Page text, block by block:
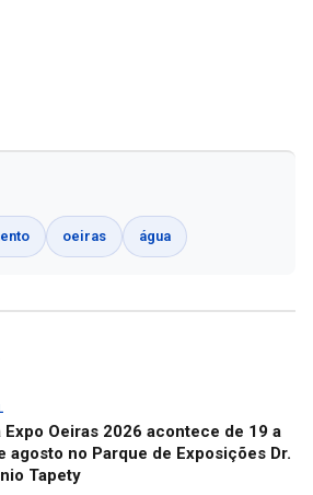
oeiras água
Expo Oeiras 2026 acontece de 19 a
agosto no Parque de Exposições Dr.
Tapety